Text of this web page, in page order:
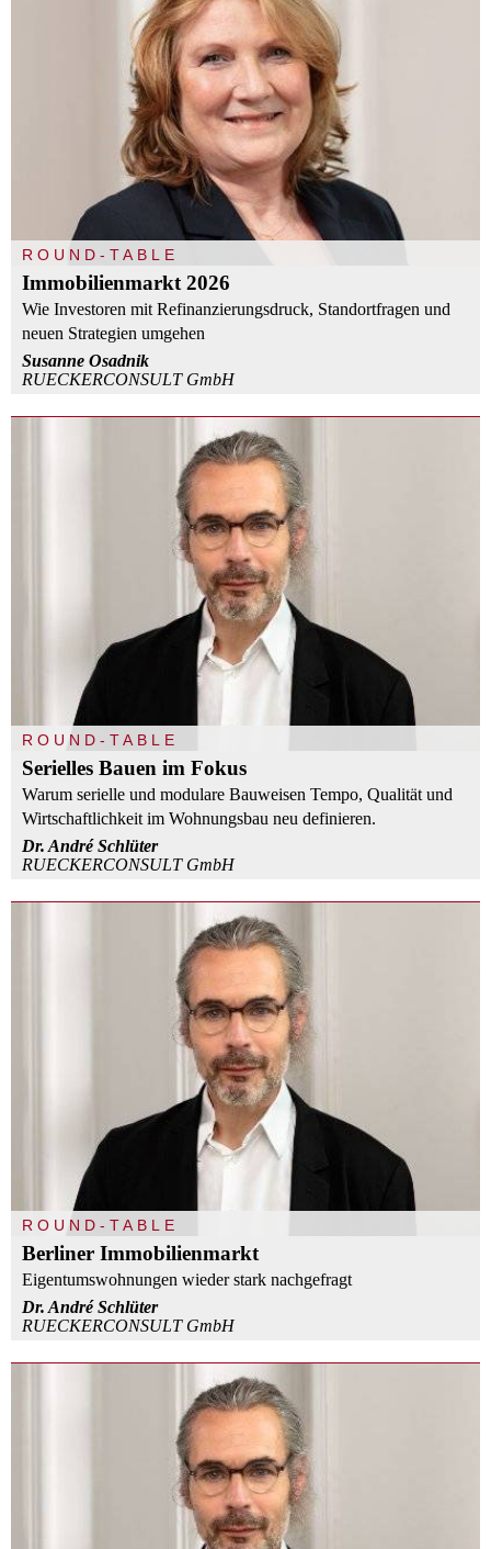
ROUND-TABLE
Immobilienmarkt 2026
Wie Investoren mit Refinanzierungsdruck, Standortfragen und
neuen Strategien umgehen
Susanne Osadnik
RUECKERCONSULT GmbH
ROUND-TABLE
Serielles Bauen im Fokus
Warum serielle und modulare Bauweisen Tempo, Qualität und
Wirtschaftlichkeit im Wohnungsbau neu definieren.
Dr. André Schlüter
RUECKERCONSULT GmbH
ROUND-TABLE
Berliner Immobilienmarkt
Eigentumswohnungen wieder stark nachgefragt
Dr. André Schlüter
RUECKERCONSULT GmbH